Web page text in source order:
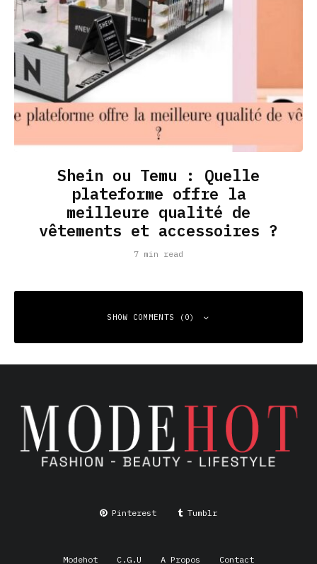
Shein ou Temu : Quelle
plateforme offre la
meilleure qualité de
vêtements et accessoires ?
7 min read
SHOW COMMENTS (0)
Your email address will not be published.
Required fields
are marked*
Comment*
Pinterest Tumblr
Modehot C.G.U A Propos Contact